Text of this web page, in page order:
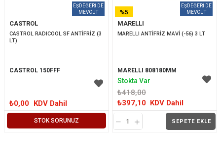
STOK SORUNUZ
CASTROL
CASTROL RADICOOL SF ANTİFRİZ (3
LT)
CASTROL 150FFF
₺0,00 KDV Dahil
MARELLI
MARELLI ANTİFRİZ MAVİ (-56) 3 LT
MARELLI 808180MM
₺418,00
₺397,10 KDV Dahil
SEPETE EKLE
%5
İNDIRIM
Stokta Var